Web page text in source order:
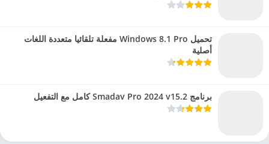
تحميل Windows 8.1 Pro مفعلة تلقائيا متعددة اللغات
أصلية
برنامج Smadav Pro 2024 v15.2 كامل مع التفعيل